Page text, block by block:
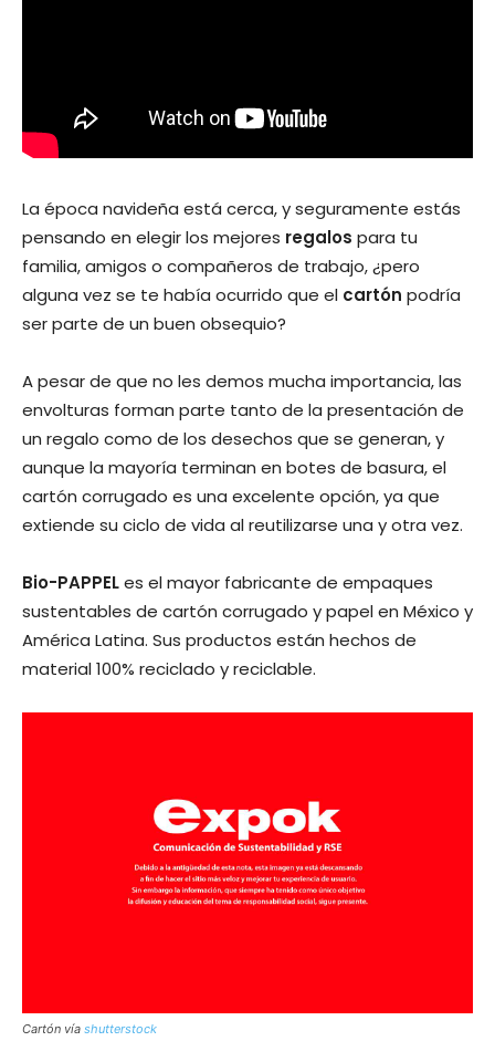
La época navideña está cerca, y seguramente estás
pensando en elegir los mejores regalos para tu
familia, amigos o compañeros de trabajo, ¿pero
alguna vez se te había ocurrido que el cartón podría
ser parte de un buen obsequio?
A pesar de que no les demos mucha importancia, las
envolturas forman parte tanto de la presentación de
un regalo como de los desechos que se generan, y
aunque la mayoría terminan en botes de basura, el
cartón corrugado es una excelente opción, ya que
extiende su ciclo de vida al reutilizarse una y otra vez.
Bio-PAPPELes el mayor fabricante de empaques
sustentables de cartón corrugado y papel en México y
América Latina. Sus productos están hechos de
material 100% reciclado y reciclable.
Cartón vía shutterstock